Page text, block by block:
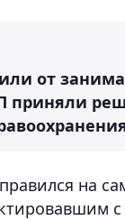
от
приняли
на